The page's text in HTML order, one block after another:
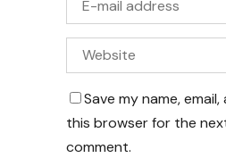
Save my name,
this browser for the
comment.